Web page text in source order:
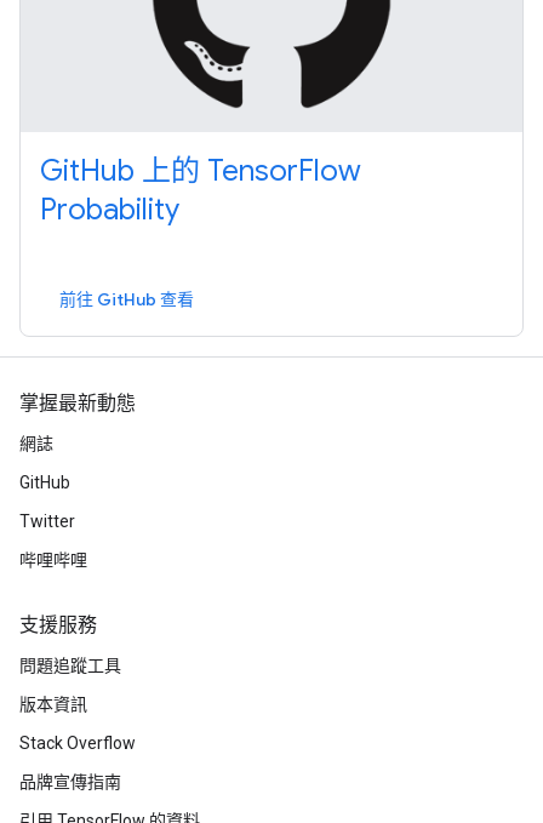
GitHub 上的 TensorFlow
Probability
前往 GitHub 查看
掌握最新動態
網誌
GitHub
Twitter
哔哩哔哩
支援服務
問題追蹤工具
版本資訊
Stack Overflow
品牌宣傳指南